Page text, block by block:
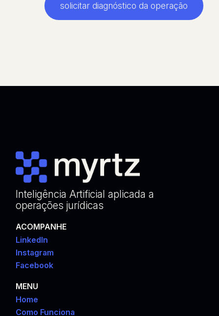
solicitar diagnóstico da operação
Inteligência Artificial aplicada a
operações jurídicas
ACOMPANHE
LinkedIn
Instagram
Facebook
MENU
Home
Como Funciona